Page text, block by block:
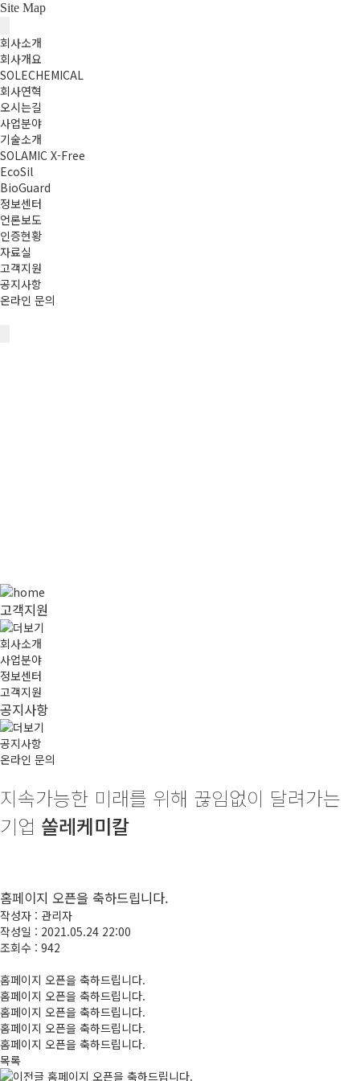
Site Map
회사소개
회사개요
SOLECHEMICAL
회사연혁
오시는길
사업분야
기술소개
SOLAMIC X-Free
EcoSil
BioGuard
정보센터
언론보도
인증현황
자료실
고객지원
공지사항
온라인 문의
고객지원
회사소개
사업분야
정보센터
고객지원
공지사항
공지사항
온라인 문의
지속가능한 미래를 위해 끊임없이 달려가는
기업 쏠레케미칼
홈페이지 오픈을 축하드립니다.
작성자 : 관리자
작성일 : 2021.05.24 22:00
조회수 : 942
홈페이지 오픈을 축하드립니다.
홈페이지 오픈을 축하드립니다.
홈페이지 오픈을 축하드립니다.
홈페이지 오픈을 축하드립니다.
홈페이지 오픈을 축하드립니다.
목록
홈페이지 오픈을 축하드립니다.